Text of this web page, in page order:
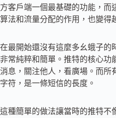
方客戶端一個最基礎的功能，而
算法和流量分配的作用，也變得
在最開始還沒有這麼多幺蛾子的
非常純粹和簡單。推特的核心
消息，關注他人，看廣場。而所
字符，是一條短信的長度。
這種簡單的做法讓當時的推特不